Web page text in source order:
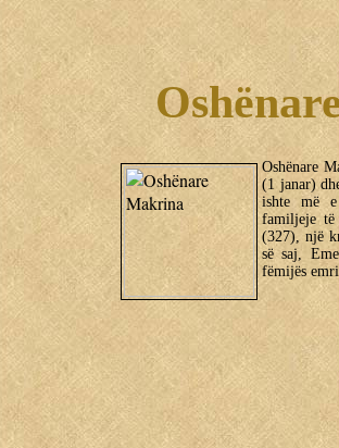
Oshënare
(1 janar)
ishte më
familjeje të
(327), një
së saj,
fëmijës